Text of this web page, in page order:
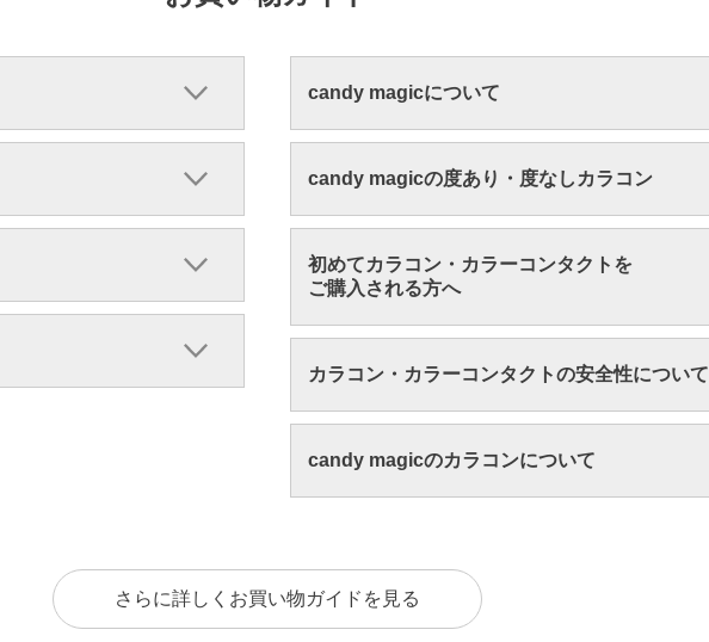
candy magicについて
candy magicの度あり・度なしカラコン
初めてカラコン・カラーコンタクトを
ご購入される方へ
カラコン・カラーコンタクトの安全性について
candy magicのカラコンについて
さらに詳しくお買い物ガイドを見る